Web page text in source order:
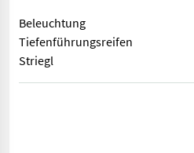
Beleuchtung
Tiefenführungsreifen
Striegl
Agripol Leichtgrubber Kobalt in